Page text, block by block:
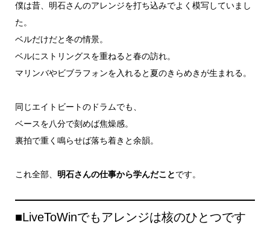
僕は昔、明石さんのアレンジを打ち込みでよく模写していまし
た。
ベルだけだと冬の情景。
ベルにストリングスを重ねると春の訪れ。
マリンバやビブラフォンを入れると夏のきらめきが生まれる。
同じエイトビートのドラムでも、
ベースを八分で刻めば焦燥感。
裏拍で重く鳴らせば落ち着きと余韻。
これ全部、 明石さんの仕事から学んだことです。
■LiveToWinでもアレンジは核のひとつです